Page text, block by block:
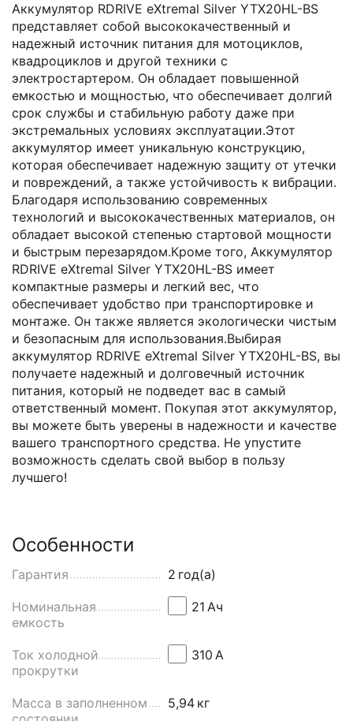
Аккумулятор RDRIVE eXtremal Silver YTX20HL-BS
представляет собой высококачественный и
надежный источник питания для мотоциклов,
квадроциклов и другой техники с
электростартером. Он обладает повышенной
емкостью и мощностью, что обеспечивает долгий
срок службы и стабильную работу даже при
экстремальных условиях эксплуатации.Этот
аккумулятор имеет уникальную конструкцию,
которая обеспечивает надежную защиту от утечки
и повреждений, а также устойчивость к вибрации.
Благодаря использованию современных
технологий и высококачественных материалов, он
обладает высокой степенью стартовой мощности
и быстрым перезарядом.Кроме того, Аккумулятор
RDRIVE eXtremal Silver YTX20HL-BS имеет
компактные размеры и легкий вес, что
обеспечивает удобство при транспортировке и
монтаже. Он также является экологически чистым
и безопасным для использования.Выбирая
аккумулятор RDRIVE eXtremal Silver YTX20HL-BS, вы
получаете надежный и долговечный источник
питания, который не подведет вас в самый
ответственный момент. Покупая этот аккумулятор,
вы можете быть уверены в надежности и качестве
вашего транспортного средства. Не упустите
возможность сделать свой выбор в пользу
лучшего!
Особенности
Гарантия 2 год(а)
Номинальная
емкость
21 Aч
Ток холодной
прокрутки
310 А
Масса в заполненном
5,94 кг